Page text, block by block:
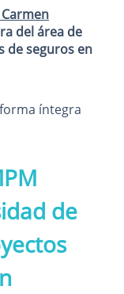
del área de
de seguros en
íntegra
de